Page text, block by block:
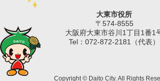
大東市役所
〒574-8555
大阪府大東市谷川1丁目1番1
Tel：072-872-2181（代表）
Copyright © Daito City. All Rights